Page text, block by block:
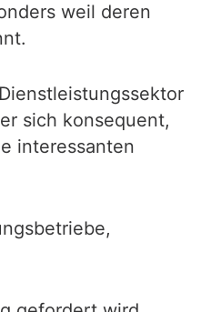
weil deren
sich konsequent,
interessanten